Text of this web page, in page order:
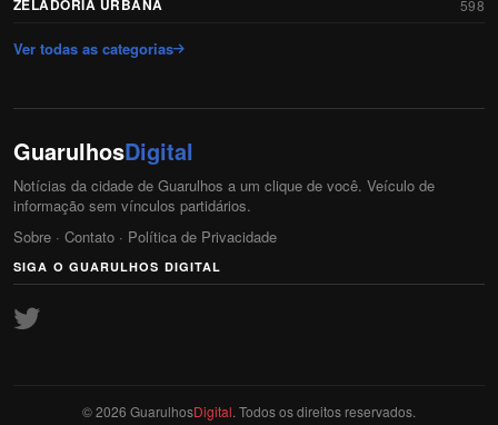
ZELADORIA URBANA 598
Ver todas as categorias
GuarulhosDigital
Notícias da cidade de Guarulhos a um clique de você. Veículo de
informação sem vínculos partidários.
Sobre · Contato · Política de Privacidade
SIGA O GUARULHOS DIGITAL
© 2026 GuarulhosDigital. Todos os direitos reservados.